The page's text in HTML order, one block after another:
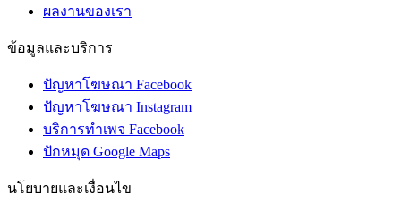
ผลงานของเรา
ข้อมูลและบริการ
ปัญหาโฆษณา Facebook
ปัญหาโฆษณา Instagram
บริการทำเพจ Facebook
ปักหมุด Google Maps
นโยบายและเงื่อนไข